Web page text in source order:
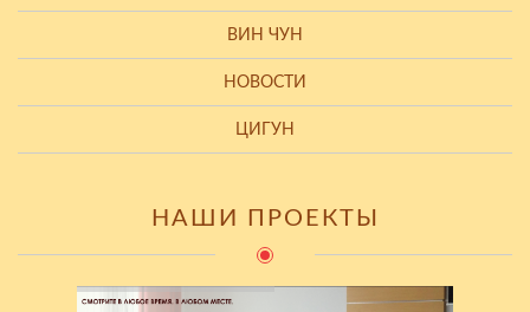
ВИН ЧУН
НОВОСТИ
ЦИГУН
НАШИ ПРОЕКТЫ